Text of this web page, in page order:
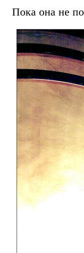
Пока она не